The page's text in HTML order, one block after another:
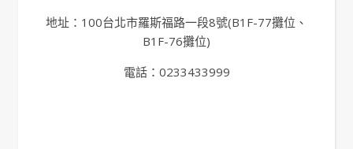
地址：100台北市羅斯福路一段8號(B1F-77攤位、
B1F-76攤位)
電話：0233433999